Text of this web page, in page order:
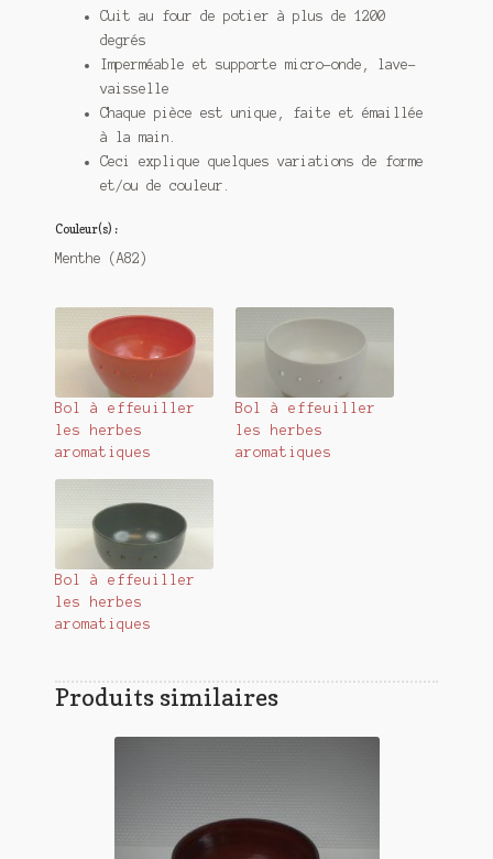
Cuit au four de potier à plus de 1200
degrés
Imperméable et supporte micro-onde, lave-
vaisselle
Chaque pièce est unique, faite et émaillée
à la main.
Ceci explique quelques variations de forme
et/ou de couleur.
Couleur(s) :
Menthe (A82)
Bol à effeuiller
les herbes
aromatiques
Bol à effeuiller
les herbes
aromatiques
Bol à effeuiller
les herbes
aromatiques
Produits similaires